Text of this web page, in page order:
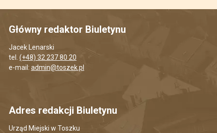
Główny redaktor Biuletynu
Jacek Lenarski
tel. (+48) 32 237 80 20
e-mail: admin@toszek.pl
Adres redakcji Biuletynu
Urząd Miejski w Toszku